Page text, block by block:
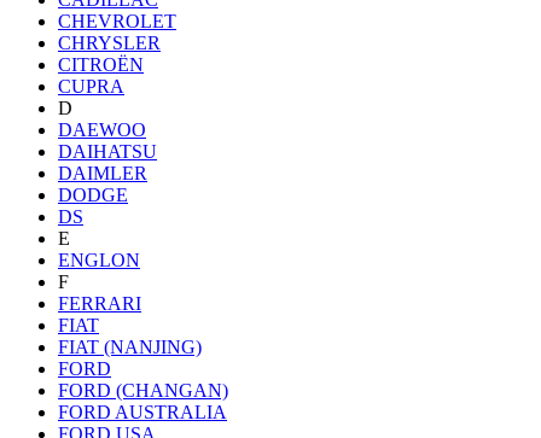
CHEVROLET
CHRYSLER
CITROËN
CUPRA
D
DAEWOO
DAIHATSU
DAIMLER
DODGE
DS
E
ENGLON
F
FERRARI
FIAT
FIAT (NANJING)
FORD
FORD (CHANGAN)
FORD AUSTRALIA
FORD USA